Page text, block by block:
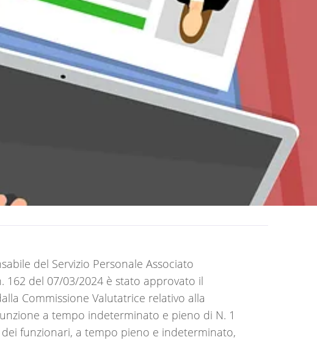
del Servizio Personale Associato
del 07/03/2024 è stato approvato il
Commissione Valutatrice relativo alla
a tempo indeterminato e pieno di N. 1
funzionari, a tempo pieno e indeterminato,